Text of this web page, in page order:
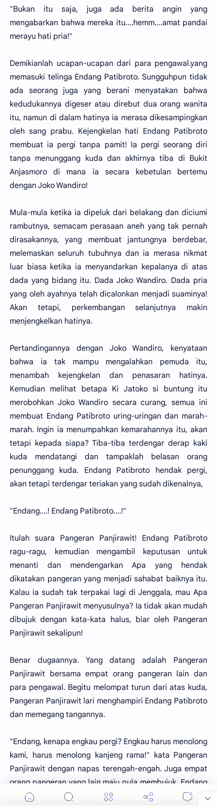
"Bukan itu saja, juga ada berita angin yang
mengabarkan bahwa mereka itu....hemm....amat pandai
merayu hati pria!"
Demikianlah ucapan-ucapan dari para pengawal.yang
memasuki telinga Endang Patibroto. Sungguhpun tidak
ada seorang juga yang berani menyatakan bahwa
kedudukannya digeser atau direbut dua orang wanita
itu, namun di dalam hatinya ia merasa dikesampingkan
oleh sang prabu. Kejengkelan hati Endang Patibroto
membuat ia pergi tanpa pamit! Ia pergi seorang diri
tanpa menunggang kuda dan akhirnya tiba di Bukit
Anjasmoro di mana ia secara kebetulan bertemu
dengan Joko Wandiro!
Mula-mula ketika ia dipeluk dari belakang dan diciumi
rambutnya, semacam perasaan aneh yang tak pernah
dirasakannya, yang membuat jantungnya berdebar,
melemaskan seluruh tubuhnya dan ia merasa nikmat
luar biasa ketika ia menyandarkan kepalanya di atas
dada yang bidang itu. Dada Joko Wandiro. Dada pria
yang oleh ayahnya telah dicalonkan menjadi suaminya!
Akan tetapi, perkembangan selanjutnya makin
menjengkelkan hatinya.
Pertandingannya dengan Joko Wandiro, kenyataan
bahwa ia tak mampu mengalahkan pemuda itu,
menambah kejengkelan dan penasaran hatinya.
Kemudian melihat betapa Ki Jatoko si buntung itu
merobohkan Joko Wandiro secara curang, semua ini
membuat Endang Patibroto uring-uringan dan marah-
marah. Ingin ia menumpahkan kemarahannya itu, akan
tetapi kepada siapa? Tiba-tiba terdengar derap kaki
kuda mendatangi dan tampaklah belasan orang
penunggang kuda. Endang Patibroto hendak pergi,
akan tetapi terdengar teriakan yang sudah dikenalnya,
"Endang....! Endang Patibroto....!"
Itulah suara Pangeran Panjirawit! Endang Patibroto
ragu-ragu, kemudian mengambil keputusan untuk
menanti dan mendengarkan Apa yang hendak
dikatakan pangeran yang menjadi sahabat baiknya itu.
Kalau ia sudah tak terpakai lagi di Jenggala, mau Apa
Pangeran Panjirawit menyusulnya? Ia tidak akan mudah
dibujuk dengan kata-kata halus, biar oleh Pangeran
Panjirawit sekalipun!
Benar dugaannya. Yang datang adalah Pangeran
Panjirawit bersama empat orang pangeran lain dan
para pengawal. Begitu melompat turun dari atas kuda,
Pangeran Panjirawit lari menghampiri Endang Patibroto
dan memegang tangannya.
"Endang, kenapa engkau pergi? Engkau harus menolong
kami, harus menolong kanjeng rama!" kata Pangeran
Panjirawit dengan napas terengah-engah. Juga empat
orang pangeran yang lain maju pula membujuk. Endang
Patibroto tersenyum mengejek dan pandang matanya